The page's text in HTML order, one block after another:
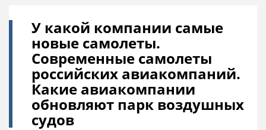
У какой компании самые
новые самолеты.
Современные самолеты
российских авиакомпаний.
Какие авиакомпании
обновляют парк воздушных
судов